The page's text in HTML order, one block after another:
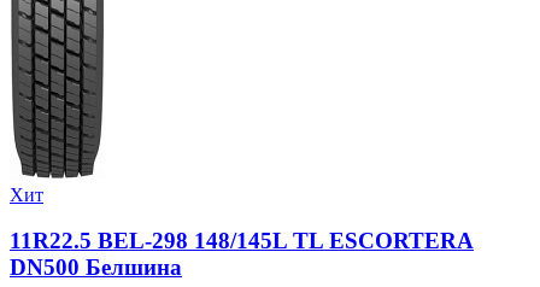
Хит
11R22.5 BEL-298 148/145L TL ESCORTERA
DN500 Белшина